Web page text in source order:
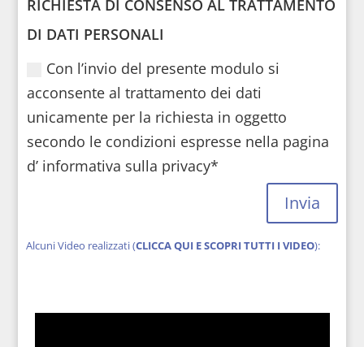
RICHIESTA DI CONSENSO AL TRATTAMENTO
DI DATI PERSONALI
Con l’invio del presente modulo si
acconsente al trattamento dei dati
unicamente per la richiesta in oggetto
secondo le condizioni espresse nella pagina
d’ informativa sulla privacy*
Invia
Alcuni Video realizzati (CLICCA QUI E SCOPRI TUTTI I VIDEO):